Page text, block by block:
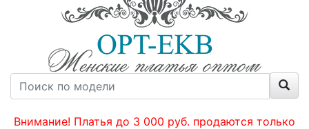
Внимание! Платья до 3 000 руб. продаются только